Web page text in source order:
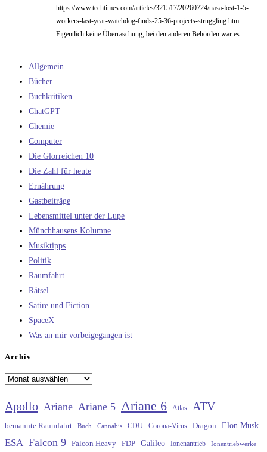
https://www.techtimes.com/articles/321517/20260724/nasa-lost-1-5-
workers-last-year-watchdog-finds-25-36-projects-struggling.htm
Eigentlich keine Überraschung, bei den anderen Behörden war es…
Allgemein
Bücher
Buchkritiken
ChatGPT
Chemie
Computer
Die Glorreichen 10
Die Zahl für heute
Ernährung
Gastbeiträge
Lebensmittel unter der Lupe
Münchhausens Kolumne
Musiktipps
Politik
Raumfahrt
Rätsel
Satire und Fiction
SpaceX
Was an mir vorbeigegangen ist
Archiv
Archiv
Apollo Ariane Ariane 5 Ariane 6 Atlas ATV
bemannte Raumfahrt Buch Cannabis CDU Corona-Virus Dragon Elon Musk
ESA Falcon 9 Falcon Heavy FDP Galileo Ionenantrieb Ionentriebwerke